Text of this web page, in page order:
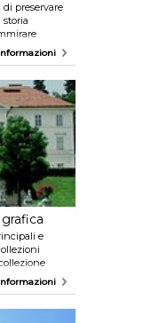
preservare
museo è
e
Il
di
la prima